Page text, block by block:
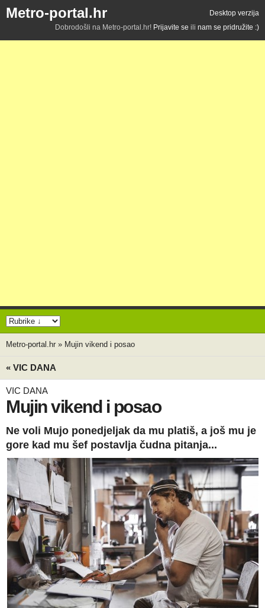
Metro-portal.hr
Desktop verzija
Dobrodošli na Metro-portal.hr! Prijavite se ili nam se pridružite :)
Metro-portal.hr » Mujin vikend i posao
« VIC DANA
VIC DANA
Mujin vikend i posao
Ne voli Mujo ponedjeljak da mu platiš, a još mu je
gore kad mu šef postavlja čudna pitanja...